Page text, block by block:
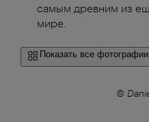
самым древним из
мире.
Показать все фотографии
©